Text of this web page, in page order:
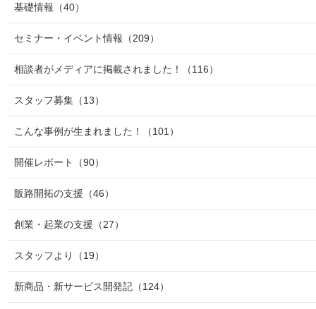
基礎情報 （40）
セミナー・イベント情報 （209）
相談者がメディアに掲載されました！ （116）
スタッフ募集 （13）
こんな事例が生まれました！ （101）
開催レポート （90）
販路開拓の支援 （46）
創業・起業の支援 （27）
スタッフより （19）
新商品・新サービス開発記 （124）